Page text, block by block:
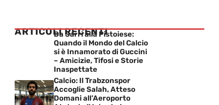
ARTICOLI RECENTI
Da Sarri alla Pistoiese:
Quando il Mondo del Calcio
si è Innamorato di Guccini
– Amicizie, Tifosi e Storie
Inaspettate
Calcio: Il Trabzonspor
Accoglie Salah, Atteso
Domani all’Aeroporto